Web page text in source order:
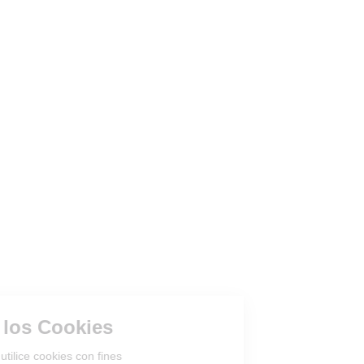
Gestión de los Cookies
¿Acepta que el sitio utilice cookies con fines